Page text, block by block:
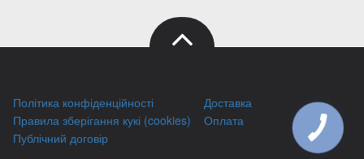
Політика конфіденційності
Правила зберігання кукі (cookies)
Публічний договір
Доставка
Оплата
КНОПКА
ЗВ'ЯЗКУ